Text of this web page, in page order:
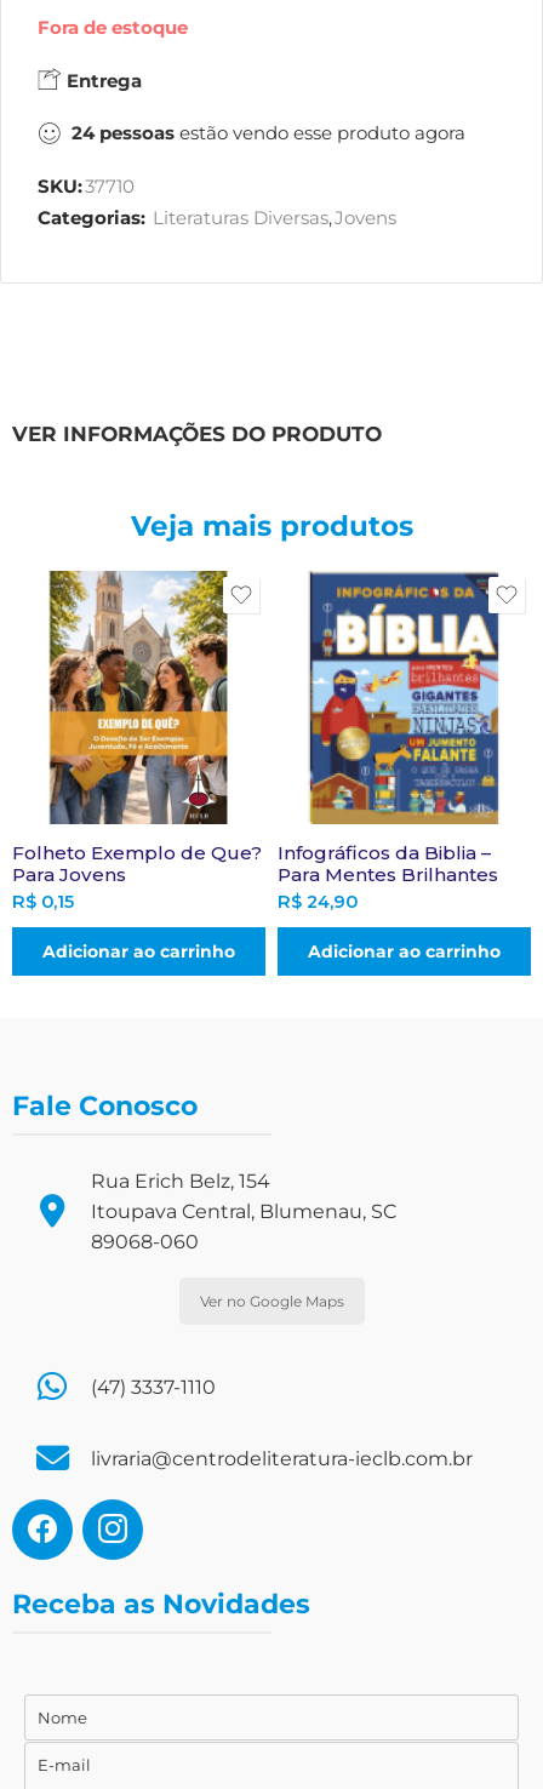
Fora de estoque
Entrega
24 pessoas estão vendo esse produto agora
SKU:37710
Categorias: Literaturas Diversas,Jovens
VER INFORMAÇÕES DO PRODUTO
Veja mais produtos
Folheto Exemplo de Que?
Para Jovens
R$ 0,15
Adicionar ao carrinho
Infográficos da Biblia –
Para Mentes Brilhantes
R$ 24,90
Adicionar ao carrinho
Fale Conosco
Rua Erich Belz, 154
Itoupava Central, Blumenau, SC
89068-060
Ver no Google Maps
(47) 3337-1110
livraria@centrodeliteratura-ieclb.com.br
Receba as Novidades
Nome
Nome
E-E-mail